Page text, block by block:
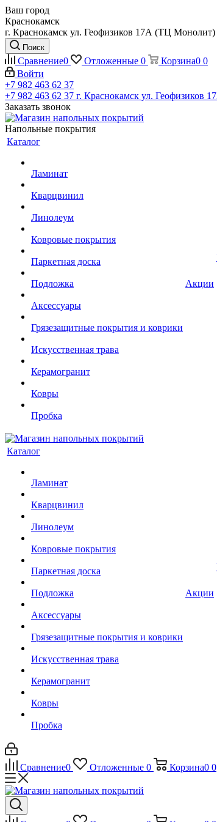
Ваш город
Краснокамск
г. Краснокамск ул. Геофизиков 17А (ТЦ Монолит)
Поиск
Сравнение0 Отложенные 0 Корзина0 0
Войти
+7 982 463 62 37
+7 982 463 62 37 г. Краснокамск ул. Геофизиков
Заказать звонок
Напольные покрытия
Каталог
Ламинат
Кварцвинил
Линолеум
Ковровые покрытия
Паркетная доска
Подложка
Аксессуары
Грязезащитные покрытия и коврики
Искусственная трава
Керамогранит
Ковры
Пробка
Акции
Каталог
Ламинат
Кварцвинил
Линолеум
Ковровые покрытия
Паркетная доска
Подложка
Аксессуары
Грязезащитные покрытия и коврики
Искусственная трава
Керамогранит
Ковры
Пробка
Акции
Сравнение0 Отложенные 0 Корзина0 0